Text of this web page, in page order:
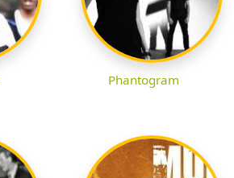
Phantogram